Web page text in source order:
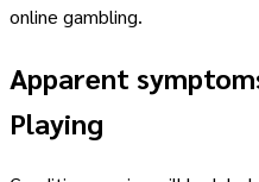
online gambling.
Apparent
Playing